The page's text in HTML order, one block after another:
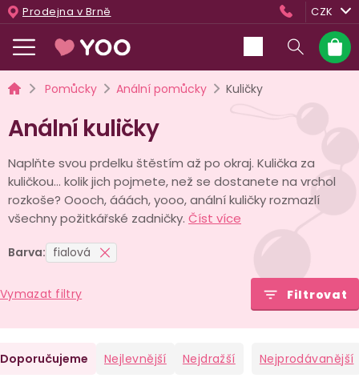
Přejít
na
obsah
Prodejna v Brně CZK
košík
DomůPomůcky Anální pomůcky Kuličky
Anální kuličky
Naplňte svou prdelku štěstím až po okraj. Kulička za
kuličkou… kolik jich pojmete, než se dostanete na vrchol
rozkoše? Oooch, ááách, yooo, anální kuličky rozmazlí
všechny požitkářské zadničky. Číst více
Barva: fialová
Vymazat filtry Filtrovat
Doporučujeme Nejlevnější Nejdražší Nejprodávanější